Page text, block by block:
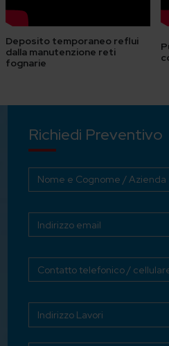
Deposito temporaneo reflui
dalla manutenzione reti
fognarie
Richiedi Preventivo